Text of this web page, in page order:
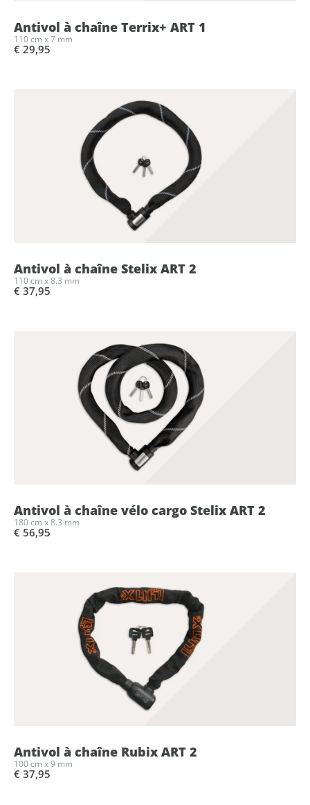
Antivol à chaîne Terrix+ ART 1
110 cm x 7 mm
€ 29,95
Antivol à chaîne Stelix ART 2
110 cm x 8.3 mm
€ 37,95
Antivol à chaîne vélo cargo Stelix ART 2
180 cm x 8.3 mm
€ 56,95
Antivol à chaîne Rubix ART 2
100 cm x 9 mm
€ 37,95